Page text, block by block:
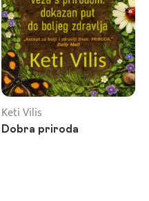
Keti Vilis
Dobra priroda